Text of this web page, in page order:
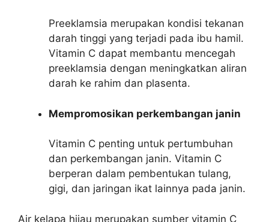
Preeklamsia merupakan kondisi tekanan
darah tinggi yang terjadi pada ibu hamil.
Vitamin C dapat membantu mencegah
preeklamsia dengan meningkatkan aliran
darah ke rahim dan plasenta.
Mempromosikan perkembangan janin
Vitamin C penting untuk pertumbuhan
dan perkembangan janin. Vitamin C
berperan dalam pembentukan tulang,
gigi, dan jaringan ikat lainnya pada janin.
Air kelapa hijau merupakan sumber vitamin C